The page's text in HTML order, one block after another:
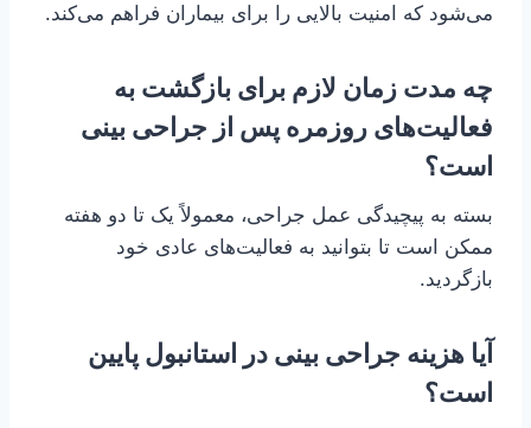
می‌شود که امنیت بالایی را برای بیماران فراهم می‌کند.
چه مدت زمان لازم برای بازگشت به
فعالیت‌های روزمره پس از جراحی بینی
است؟
بسته به پیچیدگی عمل جراحی، معمولاً یک تا دو هفته
ممکن است تا بتوانید به فعالیت‌های عادی خود
بازگردید.
آیا هزینه جراحی بینی در استانبول پایین
است؟